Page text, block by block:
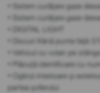
• Sistem curățare gaze
• Sistem curățare gaze
• DIGITAL LIGHT
• Discuri frână punte față
• Vehicul cu volan pe stânga
• Plăcuță identificare cu
• Oglinzi interioare și
partea șoferului